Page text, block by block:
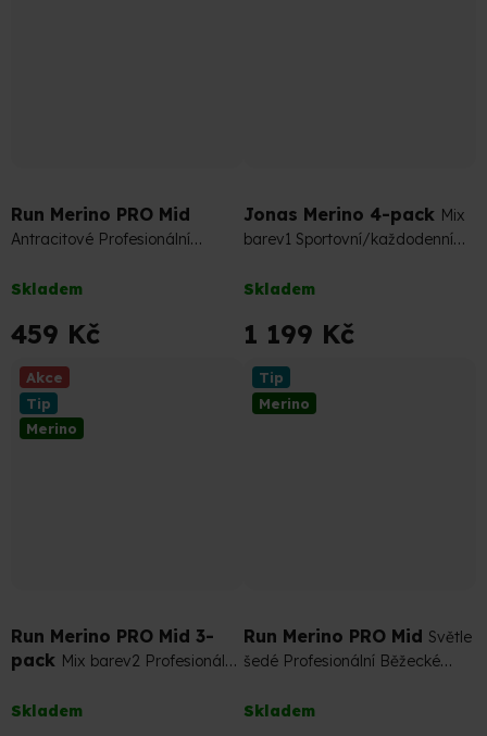
Run Merino PRO Mid
Antracitové Profesionální
hodnocení
produktu
je
5,0
hvězdiček.
Skladem
459 Kč
Jonas Merino 4-pack Mix
barev1 Sportovní/každodenní
hodnocení
produktu
je
4,9
Skladem
1 199 Kč
Akce
Tip
Merino
Run Merino PRO Mid 3-
pack Mix barev2 Profesionální
hodnocení
Skladem
Tip
Merino
Run Merino PRO Mid Světle
šedé Profesionální Běžecké
hodnocení
Skladem